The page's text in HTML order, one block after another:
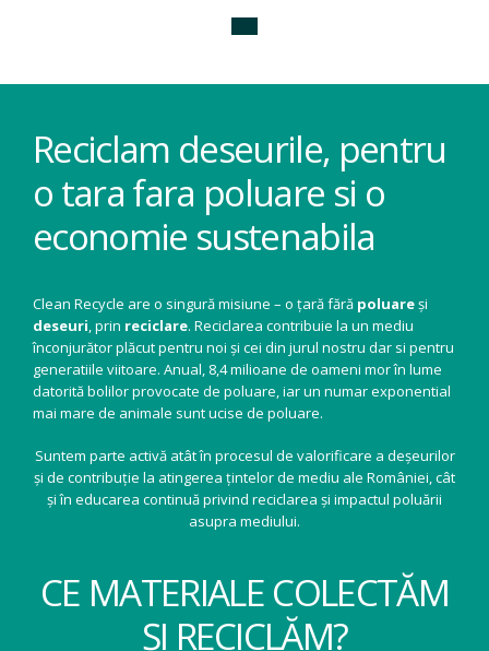
Reciclam deseurile, pentru
o tara fara poluare si o
economie sustenabila
Clean Recycle are o singură misiune – o țară fără poluareși
deseuri, prin reciclare. Reciclarea contribuie la un mediu
înconjurător plăcut pentru noi și cei din jurul nostru dar si pentru
generatiile viitoare. Anual, 8,4 milioane de oameni mor în lume
datorită bolilor provocate de poluare, iar un numar exponential
mai mare de animale sunt ucise de poluare.
Suntem parte activă atât în procesul de valorificare a deșeurilor
și de contribuție la atingerea țintelor de mediu ale României, cât
și în educarea continuă privind reciclarea și impactul poluării
asupra mediului.
CE MATERIALE COLECTĂM
ȘI RECICLĂM?